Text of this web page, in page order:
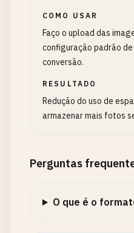
COMO USAR
Faço o upload das
configuração padrão
conversão.
RESULTADO
Redução do uso de
armazenar mais fotos
Perguntas
O que é o